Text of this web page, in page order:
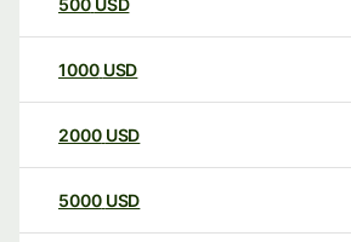
500 USD
1000 USD
2000 USD
5000 USD